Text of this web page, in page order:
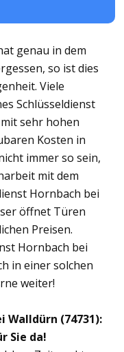
genau in dem
so ist dies
Viele
Schlüsseldienst
sehr hohen
Kosten in
immer so sein,
mit dem
Hornbach bei
öffnet Türen
Preisen.
Hornbach bei
in einer solchen
weiter!
Walldürn (74731):
Sie da!